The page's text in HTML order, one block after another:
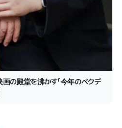
の殿堂を沸かす「今年のベクデ